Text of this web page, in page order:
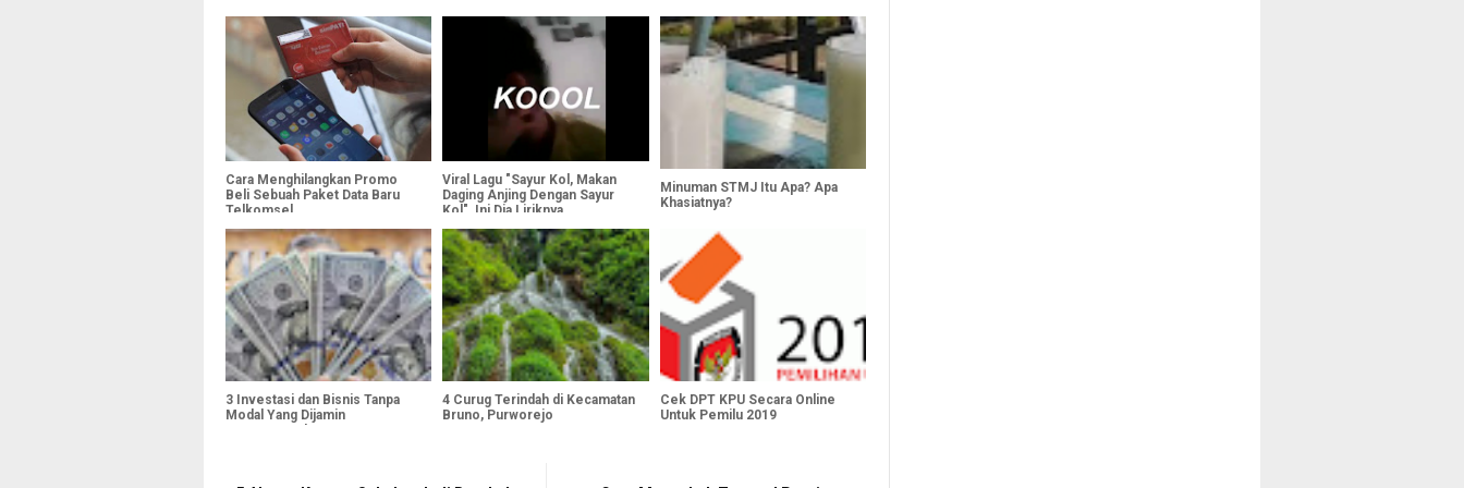
Cara Menghilangkan Promo
Beli Sebuah Paket Data Baru
Telkomsel
Viral Lagu "Sayur Kol, Makan
Daging Anjing Dengan Sayur
Kol", Ini Dia Liriknya
Minuman STMJ Itu Apa? Apa
Khasiatnya?
3 Investasi dan Bisnis Tanpa
Modal Yang Dijamin
4 Curug Terindah di Kecamatan
Bruno, Purworejo
Cek DPT KPU Secara Online
Untuk Pemilu 2019